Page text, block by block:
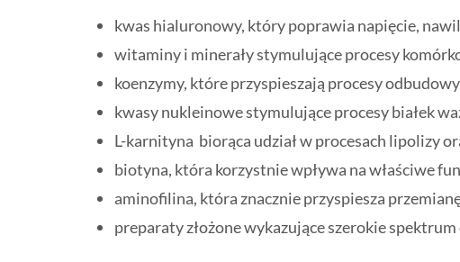
kwas hialuronowy, który poprawia napięcie,
witaminy i minerały stymulujące procesy
koenzymy, które przyspieszają procesy
kwasy nukleinowe stymulujące procesy białek
L-karnityna biorąca udział w procesach lipolizy
biotyna, która korzystnie wpływa na właściwe
aminofilina, która znacznie przyspiesza
preparaty złożone wykazujące szerokie spektrum